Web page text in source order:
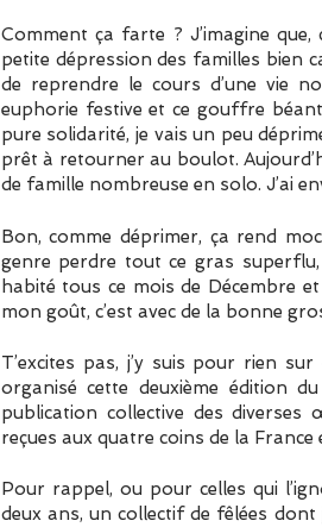
Comment ça farte ? J’imagine
petite dépression des familles bien
de reprendre le cours d’une vie
euphorie festive et ce gouffre
pure solidarité, je vais un peu
prêt à retourner au boulot.
de famille nombreuse en solo. J’ai
Bon, comme déprimer, ça rend
genre perdre tout ce gras
habité tous ce mois de Décembre
mon goût, c’est avec de la bonne
T’excites pas, j’y suis pour rien
organisé cette deuxième édition
publication collective des
reçues aux quatre coins de la
Pour rappel, ou pour celles qui
deux ans, un collectif de fêlées